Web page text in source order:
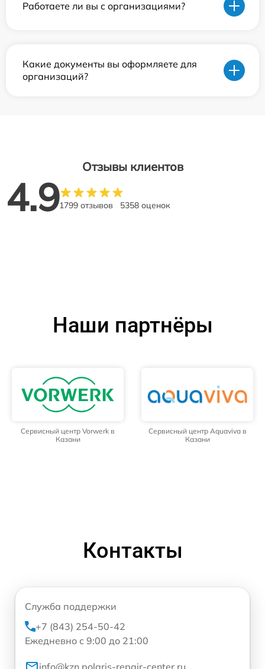
Работаете ли вы с организациями?
Какие документы вы оформляете для
организаций?
Отзывы клиентов
4.91799 отзывов 5358 оценок
Наши партнёры
Сервисный центр Vorwerk в
Казани
Сервисный центр Aquaviva в
Казани
Контакты
Служба поддержки
+7 (843) 254-50-42
Ежедневно с 9:00 до 21:00